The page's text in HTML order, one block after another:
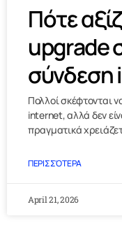
Πότε
upgrade
Πολλοί σκέφτονται
internet, αλλά δεν
πραγματικά
ΠΕΡΙΣΣΌΤΕΡΑ
April 21, 2026